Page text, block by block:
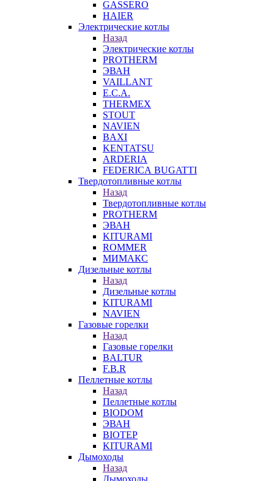
GASSERO
HAIER
Электрические котлы
Назад
Электрические котлы
PROTHERM
ЭВАН
VAILLANT
E.C.A.
THERMEX
STOUT
NAVIEN
BAXI
KENTATSU
ARDERIA
FEDERICА BUGATTI
Твердотопливные котлы
Назад
Твердотопливные котлы
PROTHERM
ЭВАН
KITURAMI
ROMMER
МИМАКС
Дизельные котлы
Назад
Дизельные котлы
KITURAMI
NAVIEN
Газовые горелки
Назад
Газовые горелки
BALTUR
F.B.R
Пеллетные котлы
Назад
Пеллетные котлы
BIODOM
ЭВАН
BIOTEP
KITURAMI
Дымоходы
Назад
Дымоходы